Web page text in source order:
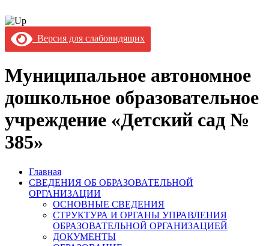
Версия для слабовидящих
Муниципальное автономное
дошкольное образовательное
учреждение «Детский сад №
385»
Главная
СВЕДЕНИЯ ОБ ОБРАЗОВАТЕЛЬНОЙ
ОРГАНИЗАЦИИ
ОСНОВНЫЕ СВЕДЕНИЯ
СТРУКТУРА И ОРГАНЫ УПРАВЛЕНИЯ
ОБРАЗОВАТЕЛЬНОЙ ОРГАНИЗАЦИЕЙ
ДОКУМЕНТЫ